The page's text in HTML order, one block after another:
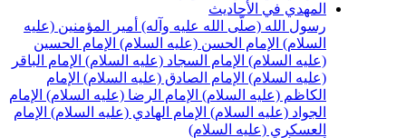
في الأحاديث
الله (صلّى الله عليه وآله) أمير المؤمنين (عليه
الإمام الحسن (عليه السلام) الإمام الحسين
الإمام السجاد (عليه السلام) الإمام الباقر
الإمام الصادق (عليه السلام) الإمام
(عليه السلام) الإمام الرضا (عليه السلام) الإمام
(عليه السلام) الإمام الهادي (عليه السلام) الإمام
(عليه السلام)